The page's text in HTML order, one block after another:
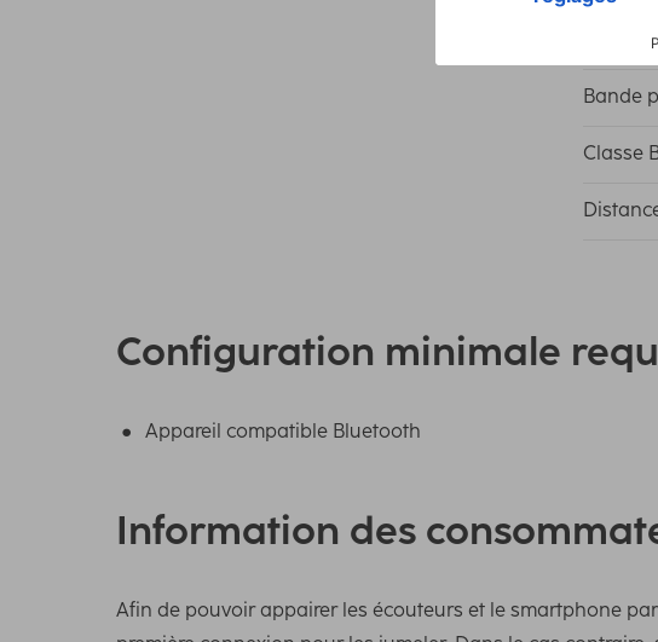
Bande
Bande
Classe
Configuration minimale
Appareil compatible Bluetooth
Information des
Afin de pouvoir appairer les écouteurs et le smartphone